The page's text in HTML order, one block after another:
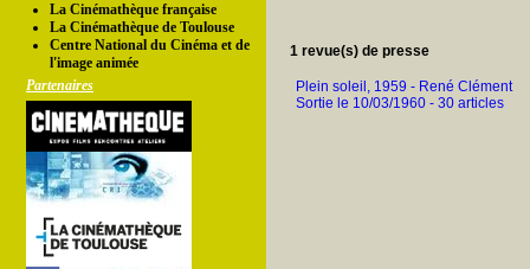
La Cinémathèque française
La Cinémathèque de Toulouse
Centre National du Cinéma et de
l'image animée
Partenaires
1 revue(s) de presse
Plein soleil, 1959 - René Clément
Sortie le 10/03/1960 - 30 articles